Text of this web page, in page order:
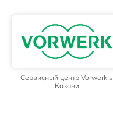
Сервисный центр Vorwerk в
Казани